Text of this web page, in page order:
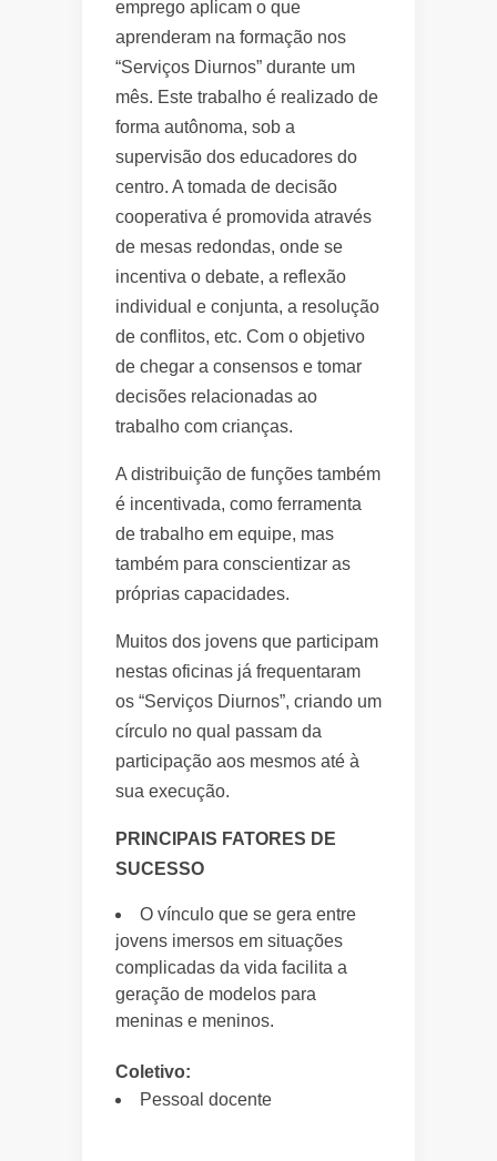
emprego aplicam o que
aprenderam na formação nos
“Serviços Diurnos” durante um
mês. Este trabalho é realizado de
forma autônoma, sob a
supervisão dos educadores do
centro. A tomada de decisão
cooperativa é promovida através
de mesas redondas, onde se
incentiva o debate, a reflexão
individual e conjunta, a resolução
de conflitos, etc. Com o objetivo
de chegar a consensos e tomar
decisões relacionadas ao
trabalho com crianças.
A distribuição de funções também
é incentivada, como ferramenta
de trabalho em equipe, mas
também para conscientizar as
próprias capacidades.
Muitos dos jovens que participam
nestas oficinas já frequentaram
os “Serviços Diurnos”, criando um
círculo no qual passam da
participação aos mesmos até à
sua execução.
PRINCIPAIS FATORES DE
SUCESSO
O vínculo que se gera entre
jovens imersos em situações
complicadas da vida facilita a
geração de modelos para
meninas e meninos.
Coletivo:
Pessoal docente